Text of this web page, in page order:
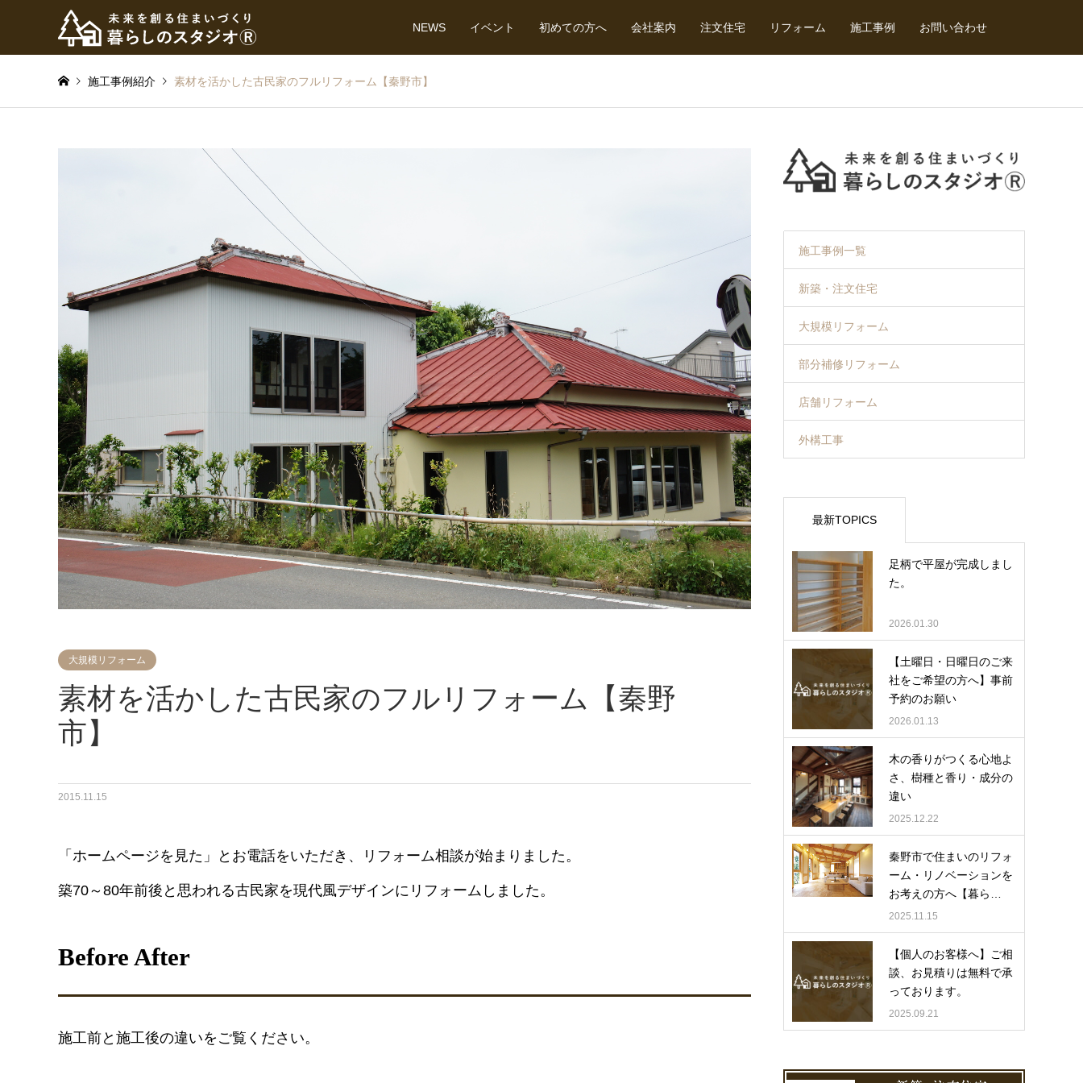
NEWS イベント 初めての方へ 会社案内 注文住宅 リフォーム 施工事例 お問い合わせ
施工事例紹介 素材を活かした古民家のフルリフォーム【秦野市】
大規模リフォーム
素材を活かした古民家のフルリフォーム【秦野
市】
2015.11.15
「ホームページを見た」とお電話をいただき、リフォーム相談が始まりました。
築70～80年前後と思われる古民家を現代風デザインにリフォームしました。
Before After
施工前と施工後の違いをご覧ください。
施工事例一覧
新築・注文住宅
大規模リフォーム
部分補修リフォーム
店舗リフォーム
外構工事
最新TOPICS
足柄で平屋が完成しまし
た。
2026.01.30
【土曜日・日曜日のご来
社をご希望の方へ】事前
予約のお願い
2026.01.13
木の香りがつくる心地よ
さ、樹種と香り・成分の
違い
2025.12.22
秦野市で住まいのリフォ
ーム・リノベーションを
お考えの方へ【暮ら…
2025.11.15
【個人のお客様へ】ご相
談、お見積りは無料で承
っております。
2025.09.21